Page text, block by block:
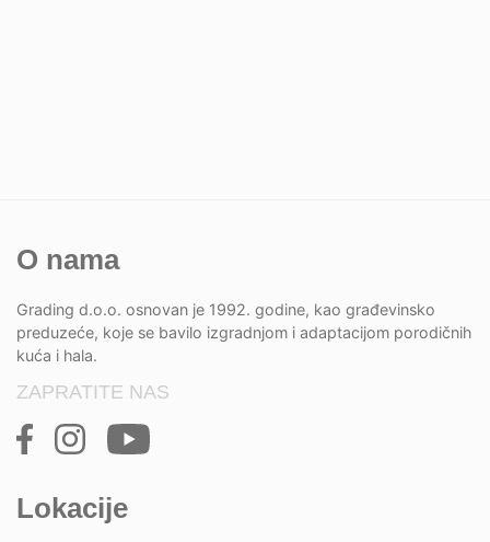
O nama
Grading d.o.o. osnovan je 1992. godine, kao građevinsko
preduzeće, koje se bavilo izgradnjom i adaptacijom porodičnih
kuća i hala.
ZAPRATITE NAS
Lokacije